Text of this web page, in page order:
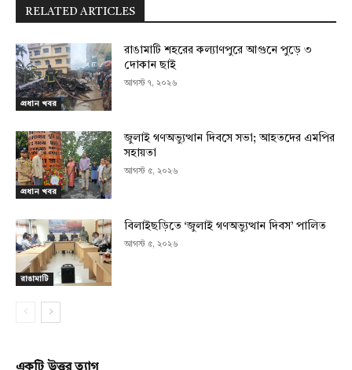
RELATED ARTICLES
প্রধান খবর
রাঙামাটি শহরের কল্যাণপুরে আগুনে পুড়ে ৩
দোকান ছাই
আগস্ট ৭, ২০২৬
প্রধান খবর
জুলাই গণঅভ্যুত্থান দিবসে সভা; আহতদের এমপির
সহায়তা
আগস্ট ৫, ২০২৬
রাঙামাটি
বিলাইছড়িতে ‘জুলাই গণঅভ্যুত্থান দিবস’ পালিত
আগস্ট ৫, ২০২৬